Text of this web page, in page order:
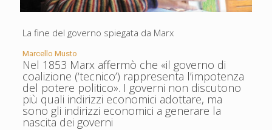
La fine del governo spiegata da Marx
Marcello Musto
Nel 1853 Marx affermò che «il governo di
coalizione (‘tecnico’) rappresenta l’impotenza
del potere politico». I governi non discutono
più quali indirizzi economici adottare, ma
sono gli indirizzi economici a generare la
nascita dei governi